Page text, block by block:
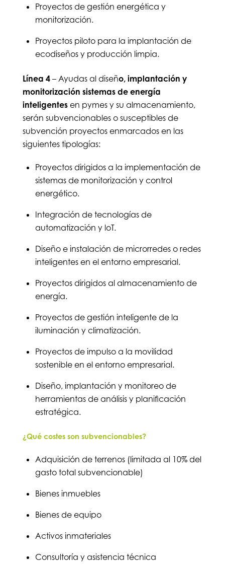
Proyectos de gestión energética y
monitorización.
Proyectos piloto para la implantación de
ecodiseños y producción limpia.
Línea 4– Ayudas al diseño, implantación y
monitorización sistemas de energía
inteligentesen pymes y su almacenamiento,
serán subvencionables o susceptibles de
subvención proyectos enmarcados en las
siguientes tipologías:
Proyectos dirigidos a la implementación de
sistemas de monitorización y control
energético.
Integración de tecnologías de
automatización y loT.
Diseño e instalación de microrredes o redes
inteligentes en el entorno empresarial.
Proyectos dirigidos al almacenamiento de
energía.
Proyectos de gestión inteligente de la
iluminación y climatización.
Proyectos de impulso a la movilidad
sostenible en el entorno empresarial.
Diseño, implantación y monitoreo de
herramientas de análisis y planificación
estratégica.
¿Qué costes son subvencionables?
Adquisición de terrenos (limitada al 10% del
gasto total subvencionable)
Bienes inmuebles
Bienes de equipo
Activos inmateriales
Consultoría y asistencia técnica